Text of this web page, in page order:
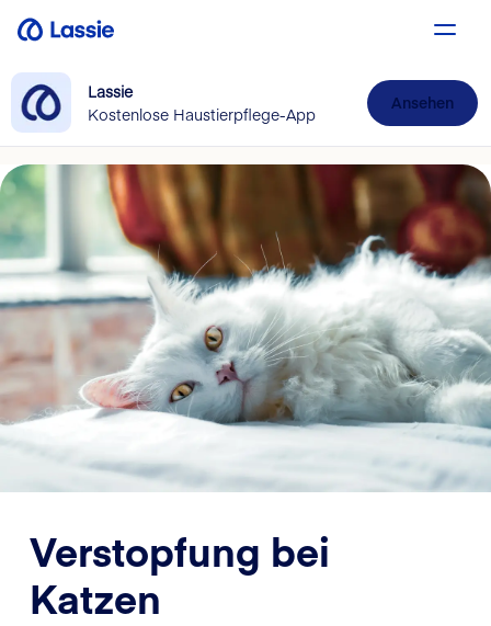
Lassie
Kostenlose Haustierpflege-App
Ansehen
Verstopfung bei
Katzen